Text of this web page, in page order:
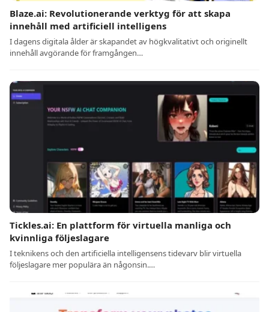
Blaze.ai: Revolutionerande verktyg för att skapa
innehåll med artificiell intelligens
I dagens digitala ålder är skapandet av högkvalitativt och originellt
innehåll avgörande för framgången…
Tickles.ai: En plattform för virtuella manliga och
kvinnliga följeslagare
I teknikens och den artificiella intelligensens tidevarv blir virtuella
följeslagare mer populära än någonsin.…